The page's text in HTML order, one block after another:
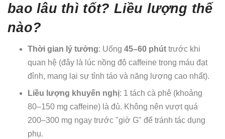
bao lâu thì tốt? Liều lượng thế
nào?
Thời gian lý tưởng: Uống 45–60 phút trước khi
quan hệ (đây là lúc nồng độ caffeine trong máu đạt
đỉnh, mang lại sự tỉnh táo và năng lượng cao nhất).
Liều lượng khuyến nghị: 1 tách cà phê (khoảng
80–150 mg caffeine) là đủ. Không nên vượt quá
200–300 mg ngay trước "giờ G" để tránh tác dụng
phụ.